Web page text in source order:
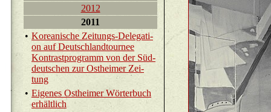
2012
2011
• Ko­rea­ni­sche Zei­tungs-De­le­ga­ti­
on auf Deutsch­land­tour­nee
Kon­trast­pro­gramm von der Süd­
deut­schen zur Ost­hei­mer Zei­
tung
• Ei­ge­nes Ost­hei­mer Wör­ter­buch
er­hält­lich